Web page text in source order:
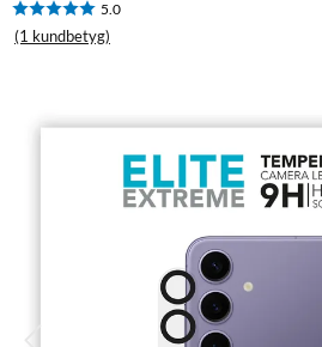
5.0
(1 kundbetyg)